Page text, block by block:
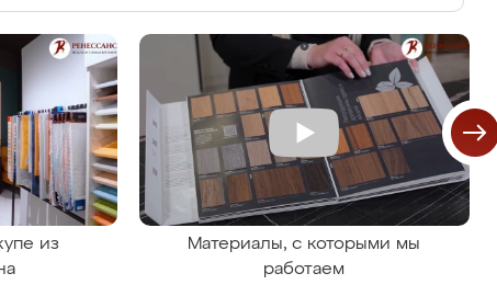
из
Материалы, с которыми мы
работаем